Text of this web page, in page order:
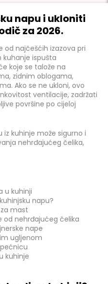
napu i ukloniti
za 2026.
od najčešćih izazova pri
kuhanje ispušta
koje se talože na
zidnim oblogama,
Ako se ne ukloni, ovo
ventilacije, zadržati
površine po cijeloj
kuhinje može sigurno i
nehrđajućeg čelika,
u kuhinji
napu?
mast
od nehrđajućeg čelika
nape
ugljenom
kuhinje